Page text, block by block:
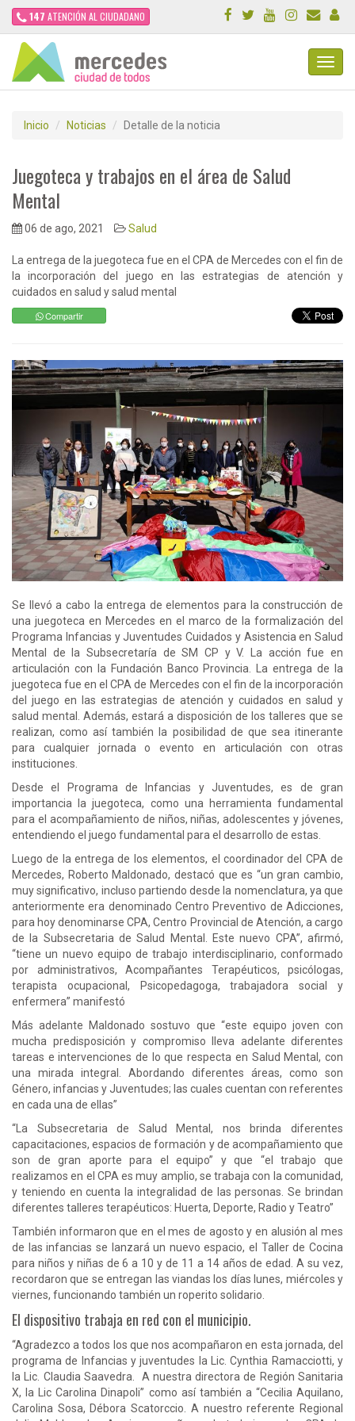
147 ATENCIÓN AL CIUDADANO
Inicio Noticias Detalle de la noticia
Juegoteca y trabajos en el área de Salud
Mental
06 de ago, 2021 Salud
La entrega de la juegoteca fue en el CPA de Mercedes con el fin de
la incorporación del juego en las estrategias de atención y
cuidados en salud y salud mental
Compartir
Se llevó a cabo la entrega de elementos para la construcción de
una juegoteca en Mercedes en el marco de la formalización del
Programa Infancias y Juventudes Cuidados y Asistencia en Salud
Mental de la Subsecretaría de SM CP y V. La acción fue en
articulación con la Fundación Banco Provincia. La entrega de la
juegoteca fue en el CPA de Mercedes con el fin de la incorporación
del juego en las estrategias de atención y cuidados en salud y
salud mental. Además, estará a disposición de los talleres que se
realizan, como así también la posibilidad de que sea itinerante
para cualquier jornada o evento en articulación con otras
instituciones.
Desde el Programa de Infancias y Juventudes, es de gran
importancia la juegoteca, como una herramienta fundamental
para el acompañamiento de niños, niñas, adolescentes y jóvenes,
entendiendo el juego fundamental para el desarrollo de estas.
Luego de la entrega de los elementos, el coordinador del CPA de
Mercedes, Roberto Maldonado, destacó que es “un gran cambio,
muy significativo, incluso partiendo desde la nomenclatura, ya que
anteriormente era denominado Centro Preventivo de Adicciones,
para hoy denominarse CPA, Centro Provincial de Atención, a cargo
de la Subsecretaria de Salud Mental. Este nuevo CPA”, afirmó,
“tiene un nuevo equipo de trabajo interdisciplinario, conformado
por administrativos, Acompañantes Terapéuticos, psicólogas,
terapista ocupacional, Psicopedagoga, trabajadora social y
enfermera” manifestó
Más adelante Maldonado sostuvo que “este equipo joven con
mucha predisposición y compromiso lleva adelante diferentes
tareas e intervenciones de lo que respecta en Salud Mental, con
una mirada integral. Abordando diferentes áreas, como son
Género, infancias y Juventudes; las cuales cuentan con referentes
en cada una de ellas”
“La Subsecretaria de Salud Mental, nos brinda diferentes
capacitaciones, espacios de formación y de acompañamiento que
son de gran aporte para el equipo” y que “el trabajo que
realizamos en el CPA es muy amplio, se trabaja con la comunidad,
y teniendo en cuenta la integralidad de las personas. Se brindan
diferentes talleres terapéuticos: Huerta, Deporte, Radio y Teatro”
También informaron que en el mes de agosto y en alusión al mes
de las infancias se lanzará un nuevo espacio, el Taller de Cocina
para niños y niñas de 6 a 10 y de 11 a 14 años de edad. A su vez,
recordaron que se entregan las viandas los días lunes, miércoles y
viernes, funcionando también un roperito solidario.
El dispositivo trabaja en red con el municipio.
“Agradezco a todos los que nos acompañaron en esta jornada, del
programa de Infancias y juventudes la Lic. Cynthia Ramacciotti, y
la Lic. Claudia Saavedra. A nuestra directora de Región Sanitaria
X, la Lic Carolina Dinapoli” como así también a “Cecilia Aquilano,
Carolina Sosa, Débora Scatorccio. A nuestro referente Regional